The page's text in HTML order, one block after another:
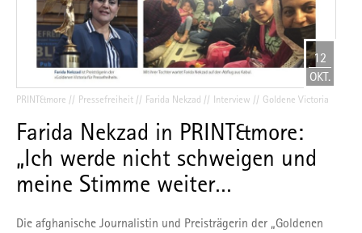
12
OKT.
PRINT&more Pressefreiheit Farida Nekzad Interview Goldene Victoria
Farida Nekzad in PRINT&more:
„Ich werde nicht schweigen und
meine Stimme weiter…
Die afghanische Journalistin und Preisträgerin der „Goldenen